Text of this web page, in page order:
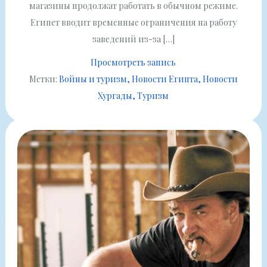
магазины продолжат работать в обычном режиме.
Египет вводит временные ограничения на работу
заведений из-за […]
Просмотреть запись
Метки: Войны и туризм Новости Египта Новости
Хургады Туризм